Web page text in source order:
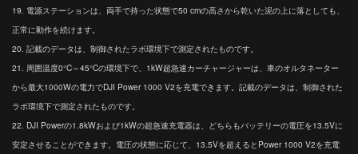
19. 電源ステーションは、両手で持った状態で50 cmの高さから乾いた泥の上に落としても、
正常に動作を続けます。
20. 記載のデータは、制御されたラボ環境下で測定されたものです。
21. 周囲温度0°C～45°Cの環境下で、1kW超急速カーチャージャーは、車のオルタネーター
から最大1000Wの電力でDJI Power 1000 V2を充電できます。記載のデータは、制御された
ラボ環境下で測定されたものです。
22. DJI Powerの1.8kWおよび1kWの超急速充電器は、どちらもバッテリーの電圧を13.5Vに
安定させることができます。電圧の状態に応じて、13.5Vを超えるとPower 1000 V2を充電